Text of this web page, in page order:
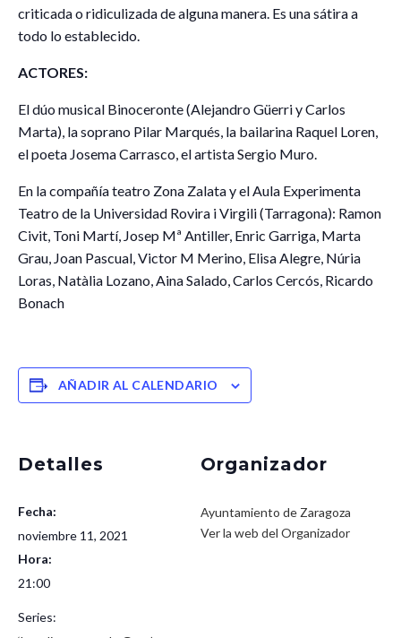
criticada o ridiculizada de alguna manera. Es una sátira a
todo lo establecido.
ACTORES:
El dúo musical Binoceronte (Alejandro Güerri y Carlos
Marta), la soprano Pilar Marqués, la bailarina Raquel Loren,
el poeta Josema Carrasco, el artista Sergio Muro.
En la compañía teatro Zona Zalata y el Aula Experimenta
Teatro de la Universidad Rovira i Virgili (Tarragona): Ramon
Civit, Toni Martí, Josep Mª Antiller, Enric Garriga, Marta
Grau, Joan Pascual, Victor M Merino, Elisa Alegre, Núria
Loras, Natàlia Lozano, Aina Salado, Carlos Cercós, Ricardo
Bonach
AÑADIR AL CALENDARIO
Detalles
Fecha:
noviembre 11, 2021
Hora:
21:00
Series:
Organizador
Ayuntamiento de Zaragoza
Ver la web del Organizador